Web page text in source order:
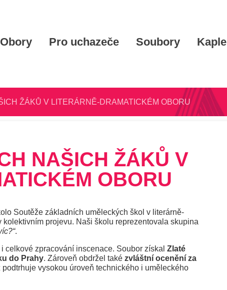
Obory Pro uchazeče Soubory Kaple
ŽÁKŮ V LITERÁRNĚ-DRAMATICKÉM OBORU
NAŠICH ŽÁKŮ V
OBORU
Soutěže základních uměleckých škol v literárně-
projevu. Naši školu reprezentovala skupina
.
celkové zpracování inscenace. Soubor získal Zlaté
do Prahy. Zároveň obdržel také zvláštní ocenění za
podtrhuje vysokou úroveň technického i uměleckého